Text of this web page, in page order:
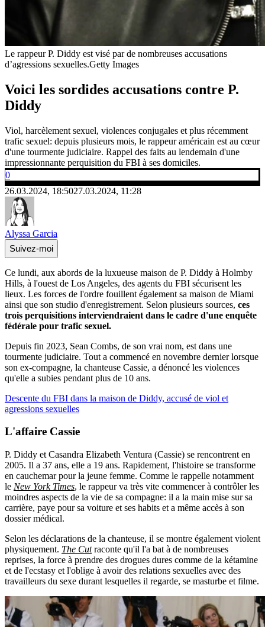
Le rappeur P. Diddy est visé par de nombreuses accusations
d’agressions sexuelles.Getty Images
Voici les sordides accusations contre P.
Diddy
Viol, harcèlement sexuel, violences conjugales et plus récemment
trafic sexuel: depuis plusieurs mois, le rappeur américain est au cœur
d'une tourmente judiciaire. Rappel des faits au lendemain d'une
impressionnante perquisition du FBI à ses domiciles.
0
26.03.2024, 18:5027.03.2024, 11:28
Alyssa Garcia
Suivez-moi
Ce lundi, aux abords de la luxueuse maison de P. Diddy à Holmby
Hills, à l'ouest de Los Angeles, des agents du FBI sécurisent les
lieux. Les forces de l'ordre fouillent également sa maison de Miami
ainsi que son studio d'enregistrement. Selon plusieurs sources, ces
trois perquisitions interviendraient dans le cadre d'une enquête
fédérale pour trafic sexuel.
Depuis fin 2023, Sean Combs, de son vrai nom, est dans une
tourmente judiciaire. Tout a commencé en novembre dernier lorsque
son ex-compagne, la chanteuse Cassie, a dénoncé les violences
qu'elle a subies pendant plus de 10 ans.
Descente du FBI dans la maison de Diddy, accusé de viol et
agressions sexuelles
L'affaire Cassie
P. Diddy et Casandra Elizabeth Ventura (Cassie) se rencontrent en
2005. Il a 37 ans, elle a 19 ans. Rapidement, l'histoire se transforme
en cauchemar pour la jeune femme. Comme le rappelle notamment
le New York Times, le rappeur va très vite commencer à contrôler les
moindres aspects de la vie de sa compagne: il a la main mise sur sa
carrière, paye pour sa voiture et ses habits et a même accès à son
dossier médical.
Selon les déclarations de la chanteuse, il se montre également violent
physiquement. The Cut raconte qu'il l'a bat à de nombreuses
reprises, la force à prendre des drogues dures comme de la kétamine
et de l'ecstasy et l'oblige à avoir des relations sexuelles avec des
travailleurs du sexe durant lesquelles il regarde, se masturbe et filme.